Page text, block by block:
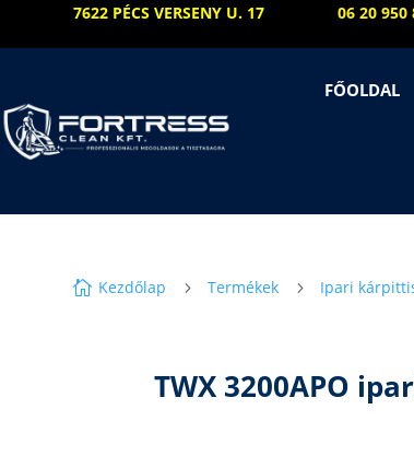
7622 PÉCS VERSENY U. 17 06 20 950
FŐOLDAL
 Kezdőlap 5 Termékek 5 Ipari
TWX 3200APO